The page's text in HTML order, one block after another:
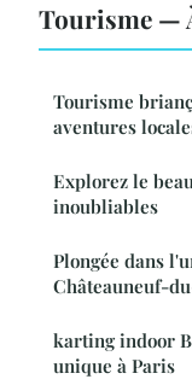
Tourisme —
Tourisme
aventures
Explorez le
inoubliables
Plongée dans
Châteauneuf-
karting indoor
unique à Paris